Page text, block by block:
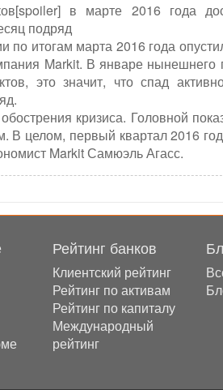
в марте 2016 года
подряд
по итогам марта 2016 года
Markit. В январе нынешнего
это значит, что спад
кризиса. Головной
В целом, первый квартал 2016
Markit Самюэль Агасс.
Рейтинг банков
Клиентский рейтинг
Рейтинг по активам
Рейтинг по капиталу
Международный
рейтинг